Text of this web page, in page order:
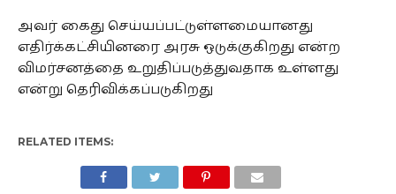
அவர் கைது செய்யப்பட்டுள்ளமையானது
எதிர்க்கட்சியினரை அரசு ஒடுக்குகிறது என்ற
விமர்சனத்தை உறுதிப்படுத்துவதாக உள்ளது
என்று தெரிவிக்கப்படுகிறது
RELATED ITEMS: